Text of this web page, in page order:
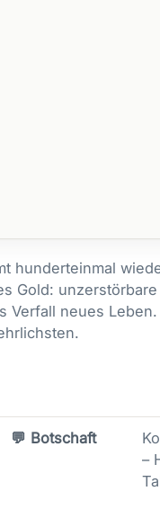
hunderteinmal
Gold:
neues
💬 Botschaft
–